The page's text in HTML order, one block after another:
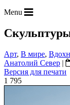
Menu
Арт, В мире,
Анатолий Север |
Версия для печати
1 795